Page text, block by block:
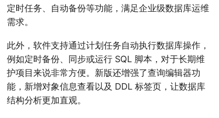
定时任务、自动备份等功能，满足企业级数据库运维
需求。
此外，软件支持通过计划任务自动执行数据库操作，
例如定时备份、同步或运行 SQL 脚本，对于长期维
护项目来说非常方便。新版还增强了查询编辑器功
能，新增对象信息查看以及 DDL 标签页，让数据库
结构分析更加直观。